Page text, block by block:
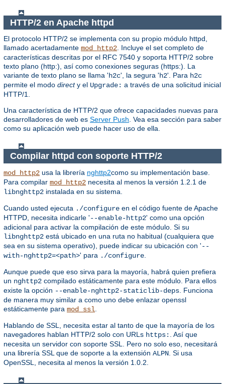
HTTP/2 en Apache httpd
El protocolo HTTP/2 se implementa con su propio módulo httpd,
llamado acertadamente mod_http2. Incluye el set completo de
características descritas por el RFC 7540 y soporta HTTP/2 sobre
texto plano (http:), así como conexiones seguras (https:). La
variante de texto plano se llama 'h2c', la segura 'h2'. Para h2c
permite el modo directy el Upgrade: a través de una solicitud inicial
HTTP/1.
Una característica de HTTP/2 que ofrece capacidades nuevas para
desarrolladores de web es Server Push. Vea esa sección para saber
como su aplicación web puede hacer uso de ella.
Compilar httpd con soporte HTTP/2
mod_http2 usa la librería nghttp2como su implementación base.
Para compilar mod_http2 necesita al menos la versión 1.2.1 de
libnghttp2 instalada en su sistema.
Cuando usted ejecuta ./configure en el código fuente de Apache
HTTPD, necesita indicarle '--enable-http2' como una opción
adicional para activar la compilación de este módulo. Si su
libnghttp2 está ubicado en una ruta no habitual (cualquiera que
sea en su sistema operativo), puede indicar su ubicación con '--
with-nghttp2=<path>' para ./configure
Aunque puede que eso sirva para la mayoría, habrá quien prefiera
un nghttp2 compilado estáticamente para este módulo. Para ellos
existe la opción --enable-nghttp2-staticlib-deps . Funciona
de manera muy similar a como uno debe enlazar openssl
estáticamente para mod_ssl
Hablando de SSL, necesita estar al tanto de que la mayoría de los
navegadores hablan HTTP/2 solo con URLs https:
. Así que
necesita un servidor con soporte SSL. Pero no solo eso, necesitará
una librería SSL que de soporte a la extensión ALPN . Si usa
OpenSSL, necesita al menos la versión 1.0.2.